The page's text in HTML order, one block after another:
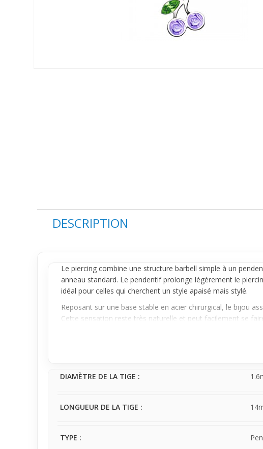
DESCRIPTION
Le piercingcombine une structure barbell simple à un
anneau standard. Le pendentif prolonge légèrement le
idéal pour celles qui cherchent un style apaisé mais stylé.
Reposant sur une base stable en acier chirurgical, le bijou
Cette sensation reste très naturelle et peut facilement se
Porté avec une tenue casual ou un look minimaliste, ce
DIAMÈTRE DE LA TIGE :
LONGUEUR DE LA TIGE :
TYPE :